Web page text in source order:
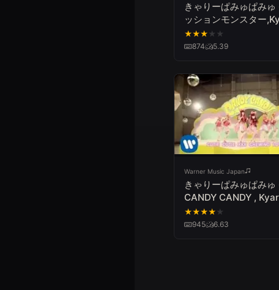
きゃりーぱみゅぱみゅ
ッションモンスター
Pamyu Pamyu Fashion
Monster
★★★ ★ ★
874
5.39
Warner Music Japan
きゃりーぱみゅぱみゅ
CANDY CANDY ,
Pamyu Pamyu -
CANDY
★★★★ ★
945
6.63